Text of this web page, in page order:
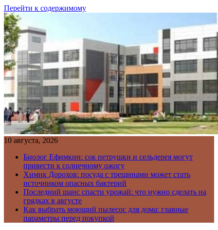
Перейти к содержимому
10 августа, 2026
Биолог Ефимкин: сок петрушки и сельдерея могут
привести к солнечному ожогу
Химик Дорохов: посуда с трещинами может стать
источником опасных бактерий
Последний шанс спасти урожай: что нужно сделать на
грядках в августе
Как выбрать моющий пылесос для дома: главные
параметры перед покупкой